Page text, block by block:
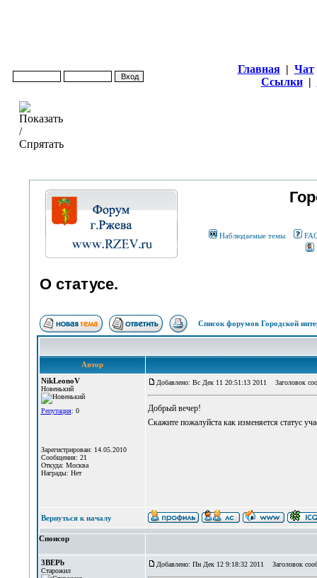
Главная | Чат
Ссылки |
Наблюдаемые темы
О статусе.
Список форумов Городской
Автор
NikLeonoV
Новенький
Репутация: 0
Зарегистрирован: 14.05.2010
Сообщения: 21
Откуда: Москва
Награды: Нет
Добавлено: Вс Дек 11 20:51:13 2011 Заголовок
Добрый вечер!
Скажите пожалуйста как изменяется статус
Вернуться к началу
Спонсор
3BEPb
Старожил
Добавлено: Пн Дек 12 9:18:32 2011 Заголовок